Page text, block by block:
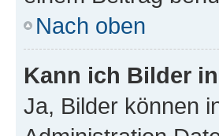
Nach oben
Kann ich Bilder
Ja, Bilder können